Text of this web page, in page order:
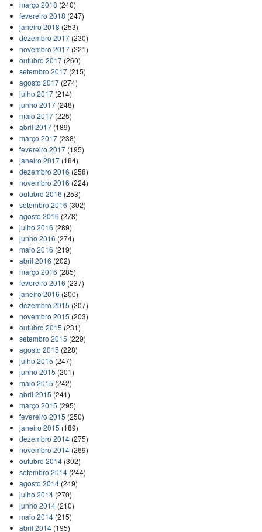
março 2018 (240)
fevereiro 2018 (247)
janeiro 2018 (253)
dezembro 2017(230)
novembro 2017(221)
outubro 2017(260)
setembro 2017(215)
agosto 2017(274)
julho 2017(214)
junho 2017(248)
maio 2017(225)
abril 2017(189)
março 2017(238)
fevereiro 2017(195)
janeiro 2017(184)
dezembro 2016 (258)
novembro 2016 (224)
outubro 2016 (253)
setembro 2016 (302)
agosto 2016 (278)
julho 2016 (289)
junho 2016 (274)
maio 2016 (219)
abril 2016 (202)
março 2016 (285)
fevereiro 2016 (237)
janeiro 2016 (200)
dezembro 2015 (207)
novembro 2015 (203)
outubro 2015 (231)
setembro 2015 (229)
agosto 2015 (228)
julho 2015 (247)
junho 2015 (201)
maio 2015 (242)
abril 2015 (241)
março 2015 (295)
fevereiro 2015 (250)
janeiro 2015 (189)
dezembro 2014(275)
novembro 2014(269)
outubro 2014(302)
setembro 2014(244)
agosto 2014(249)
julho 2014(270)
junho 2014(210)
maio 2014(215)
abril 2014(195)